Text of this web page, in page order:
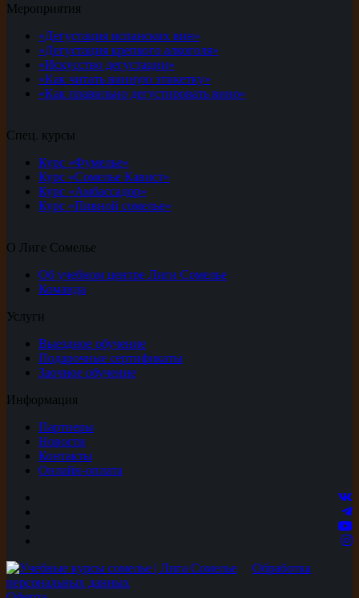
Мероприятия
«Дегустация испанских вин»
«Дегустация крепкого алкоголя»
«Искусство дегустации»
«Как читать винную этикетку»
«Как правильно дегустировать вино»
Спец. курсы
Курс «Фумелье»
Курс «Сомелье Кавист»
Курс «Амбассадор»
Курс «Пивной сомелье»
О Лиге Сомелье
Об учебном центре Лиги Сомелье
Команда
Услуги
Выездное обучение
Подарочные сертификаты
Заочное обучение
Информация
Партнеры
Новости
Контакты
Онлайн-оплата
Обработка
персональных данных